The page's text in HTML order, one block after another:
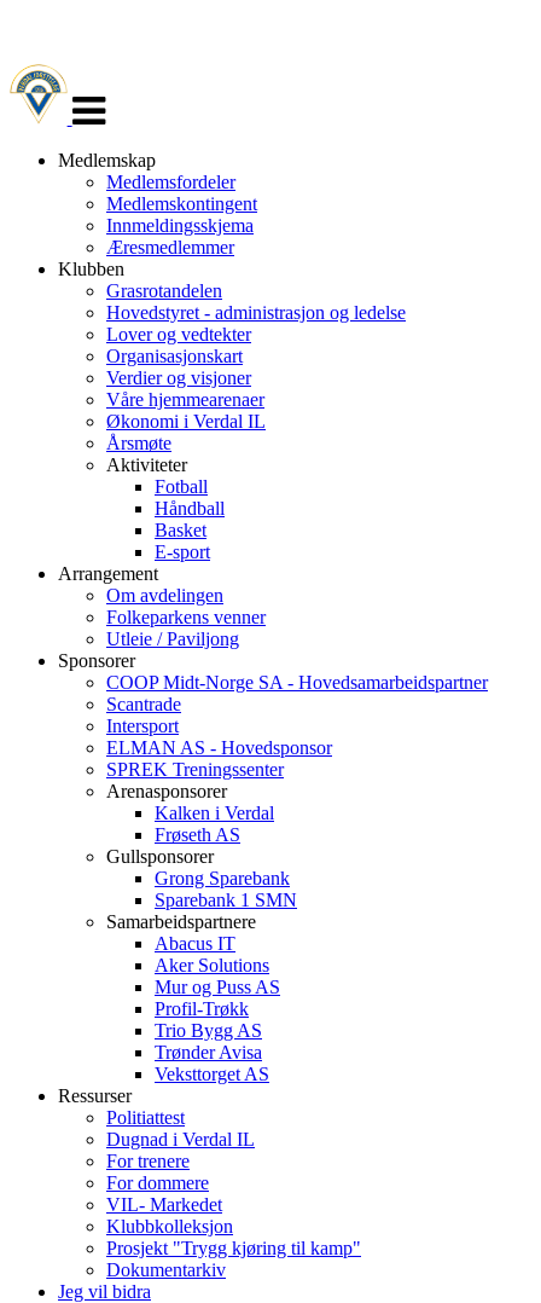
navigasjon
Medlemskap
Medlemsfordeler
Medlemskontingent
Innmeldingsskjema
Æresmedlemmer
Klubben
Grasrotandelen
Hovedstyret - administrasjon og ledelse
Lover og vedtekter
Organisasjonskart
Verdier og visjoner
Våre hjemmearenaer
Økonomi i Verdal IL
Årsmøte
Aktiviteter
Fotball
Håndball
Basket
E-sport
Arrangement
Om avdelingen
Folkeparkens venner
Utleie / Paviljong
Sponsorer
COOP Midt-Norge SA - Hovedsamarbeidspartner
Scantrade
Intersport
ELMAN AS - Hovedsponsor
SPREK Treningssenter
Arenasponsorer
Kalken i Verdal
Frøseth AS
Gullsponsorer
Grong Sparebank
Sparebank 1 SMN
Samarbeidspartnere
Abacus IT
Aker Solutions
Mur og Puss AS
Profil-Trøkk
Trio Bygg AS
Trønder Avisa
Veksttorget AS
Ressurser
Politiattest
Dugnad i Verdal IL
For trenere
For dommere
VIL- Markedet
Klubbkolleksjon
Prosjekt "Trygg kjøring til kamp"
Dokumentarkiv
Jeg vil bidra